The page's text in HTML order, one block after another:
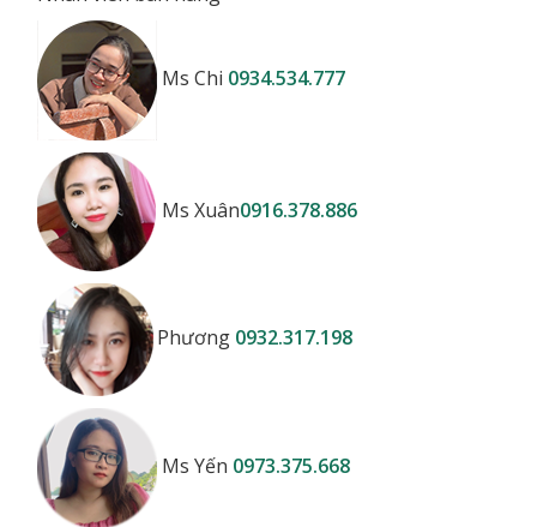
Ms Chi 0934.534.777
Ms Xuân0916.378.886
Phương 0932.317.198
Ms Yến 0973.375.668